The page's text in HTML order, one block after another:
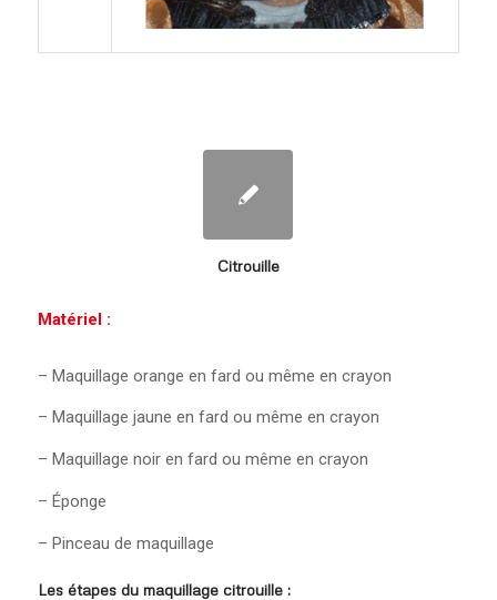
Citrouille
Matériel :
– Maquillage orange en fard ou même en crayon
– Maquillage jaune en fard ou même en crayon
– Maquillage noir en fard ou même en crayon
– Éponge
– Pinceau de maquillage
Les étapes du maquillage citrouille :